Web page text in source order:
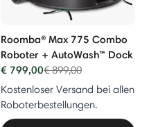
Roomba® Max 775 Combo
Roboter + AutoWash™ Dock
€ 799,00Price reduced from
€ 899,00to
Kostenloser Versand bei allen
Roboterbestellungen.